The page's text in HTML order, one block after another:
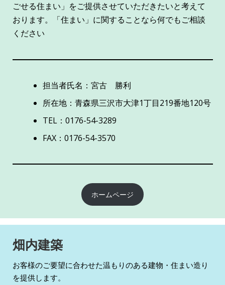
ごせる住まい」をご提供させていただきたいと考えて
おります。「住まい」に関することなら何でもご相談
ください
担当者氏名：宮古 勝利
所在地：青森県三沢市大津1丁目219番地120号
TEL：0176-54-3289
FAX：0176-54-3570
ホームページ
畑内建築
お客様のご要望に合わせた温もりのある建物・住まい造り
を提供します。